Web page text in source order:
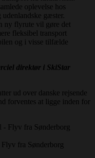
oplevelse hos
gæster.
ny flyrute vil gøre det
fleksibel transport
og i visse tilfælde
direktør i SkiStar
ud over danske rejsende
forventes at ligge inden for
fra Sønderborg